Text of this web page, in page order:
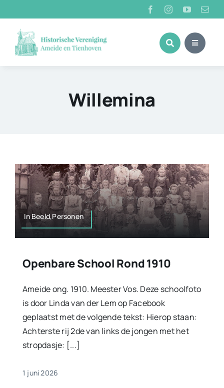
naar
inhoud
Willemina
In Beeld,Personen
Openbare School Rond 1910
Ameide ong. 1910. Meester Vos. Deze schoolfoto
is door Linda van der Lem op Facebook
geplaatst met de volgende tekst: Hierop staan:
Achterste rij 2de van links de jongen met het
stropdasje: [...]
1 juni 2026